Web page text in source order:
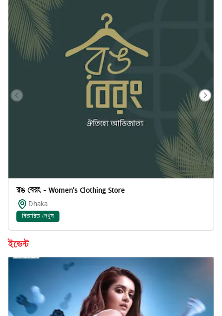
রঙ বেরং - Women's Clothing Store
Dhaka
বিস্তারিত দেখুন
ইভেন্ট